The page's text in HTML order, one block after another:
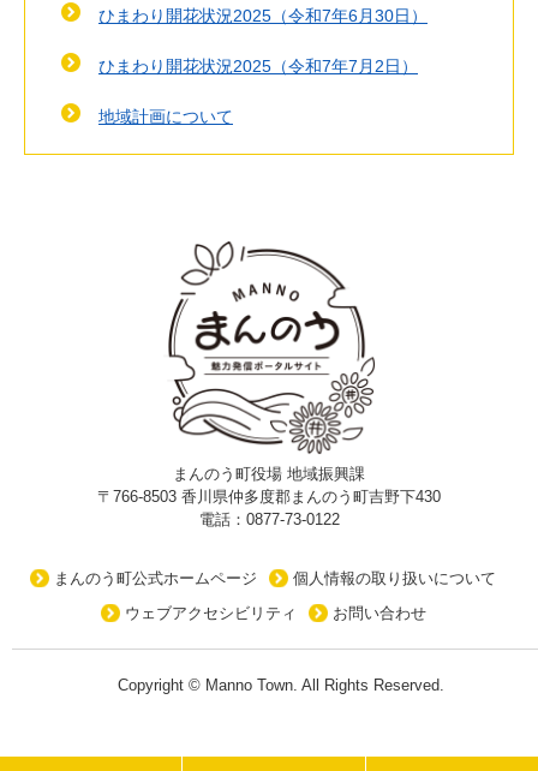
ひまわり開花状況2025（令和7年6月30日）
ひまわり開花状況2025（令和7年7月2日）
地域計画について
まんのう町役場 地域振興課
〒766-8503 香川県仲多度郡まんのう町吉野下430
電話：0877-73-0122
まんのう町公式ホームページ
個人情報の取り扱いについて
ウェブアクセシビリティ
お問い合わせ
Copyright © Manno Town. All Rights Reserved.